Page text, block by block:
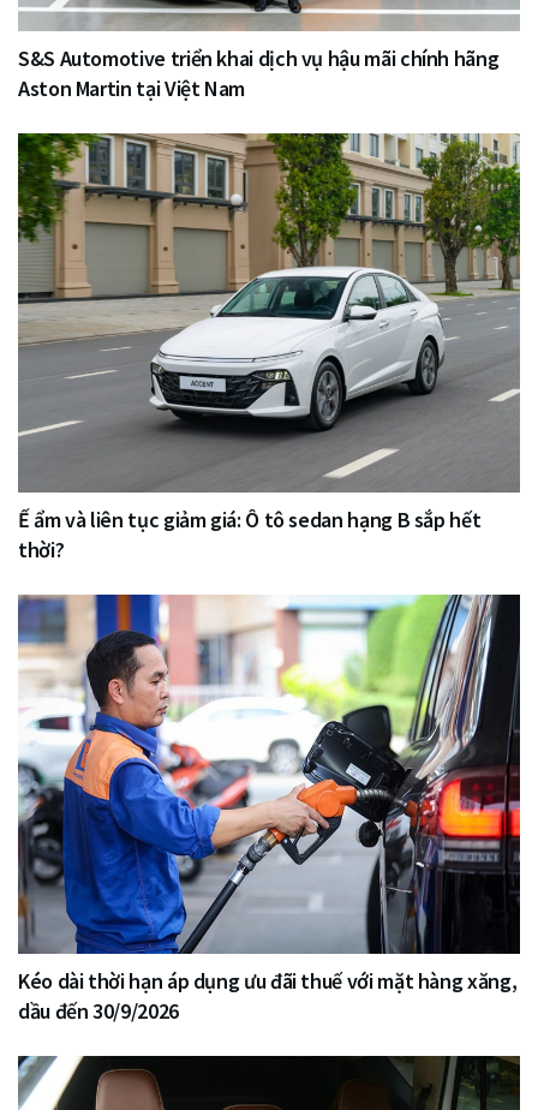
S&S Automotive triển khai dịch vụ hậu mãi chính hãng
Aston Martin tại Việt Nam
Ế ẩm và liên tục giảm giá: Ô tô sedan hạng B sắp hết
thời?
Kéo dài thời hạn áp dụng ưu đãi thuế với mặt hàng xăng,
dầu đến 30/9/2026